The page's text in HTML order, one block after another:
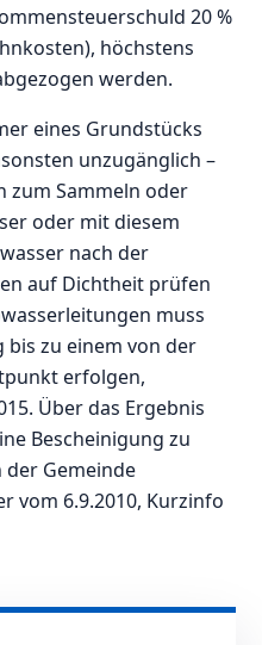
20 %
höchstens
werden.
eines Grundstücks
unzugänglich –
zum Sammeln oder
oder mit diesem
nach der
auf Dichtheit prüfen
muss
zu einem von der
erfolgen,
Über das Ergebnis
Bescheinigung zu
der Gemeinde
vom 6.9.2010, Kurzinfo